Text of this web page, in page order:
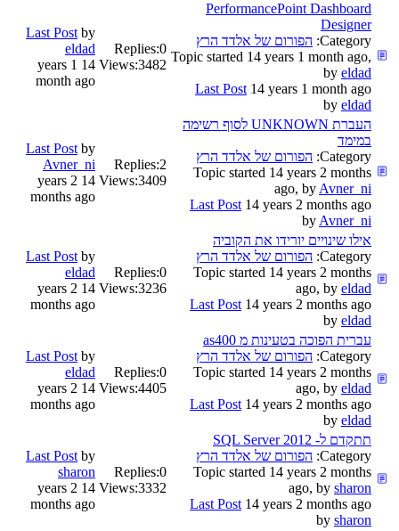
PerformancePoint Dashboard
Designer
Category: הפורום של אלדד הרץ
Topic started 14 years 1 month ago,
by eldad
Last Post 14 years 1 month ago
by eldad
Replies:0
Views:3482
Last Post by
eldad
14 years 1
month ago
העברת UNKNOWN לסוף רשימה
במימד
Category: הפורום של אלדד הרץ
Topic started 14 years 2 months
ago, by Avner_ni
Last Post 14 years 2 months ago
by Avner_ni
Replies:2
Views:3409
Last Post by
Avner_ni
14 years 2
months ago
אילו שינויים יורידו את הקוביה
Category: הפורום של אלדד הרץ
Topic started 14 years 2 months
ago, by eldad
Last Post 14 years 2 months ago
by eldad
Replies:0
Views:3236
Last Post by
eldad
14 years 2
months ago
עברית הפוכה בטעינות מ as400
Category: הפורום של אלדד הרץ
Topic started 14 years 2 months
ago, by eldad
Last Post 14 years 2 months ago
by eldad
Replies:0
Views:4405
Last Post by
eldad
14 years 2
months ago
תתקדם ל- SQL Server 2012
Category: הפורום של אלדד הרץ
Topic started 14 years 2 months
ago, by sharon
Last Post 14 years 2 months ago
by sharon
Replies:0
Views:3332
Last Post by
sharon
14 years 2
months ago